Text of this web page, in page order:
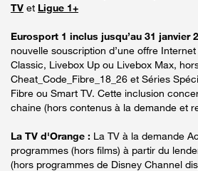
TV et Ligue 1+
Eurosport 1 inclus jusqu’au 31 janvier
nouvelle souscription d’une offre
Classic, Livebox Up ou Livebox Max,
Cheat_Code_Fibre_18_26 et Séries
Fibre ou Smart TV. Cette inclusion
chaine (hors contenus à la demande et
La TV d'Orange : La TV à la demande
programmes (hors films) à partir du
(hors programmes de Disney Channel